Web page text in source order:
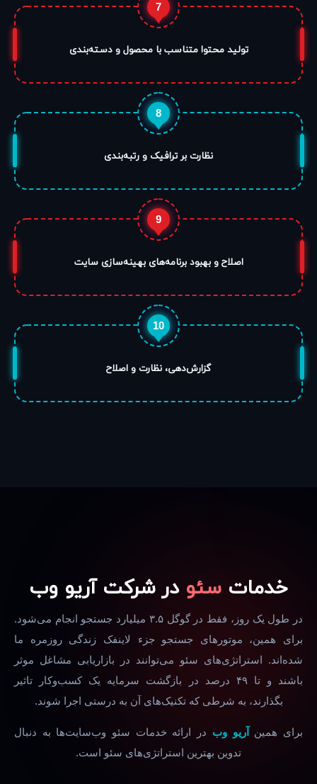
7
تولید محتوا متناسب با محصول و دسته‌بندی
8
نظارت بر ترافیک و رتبه‌بندی
9
اصلاح و بهبود برنامه‌های بهینه‌سازی سایت
10
گزارش‌دهی، نظارت و اصلاح
خدمات سئو در شرکت آریو وب
در طول یک روز، فقط در گوگل ۳.۵ میلیارد جستجو انجام می‌شود.
برای همین، موتورهای جستجو جزء لاینفک زندگی روزمره ما
شده‌اند. استراتژی‌های سئو می‌توانند در بازاریابی مشاغل موثر
باشند و تا ۴۹ درصد در بازگشت سرمایه یک کسب‌وکار تاثیر
بگذارند، به شرطی که تکنیک‌های آن به درستی اجرا شوند.
برای همین آریو وب در ارائه خدمات سئو وب‌سایت‌ها به دنبال
تدوین بهترین استراتژی‌های سئو است.